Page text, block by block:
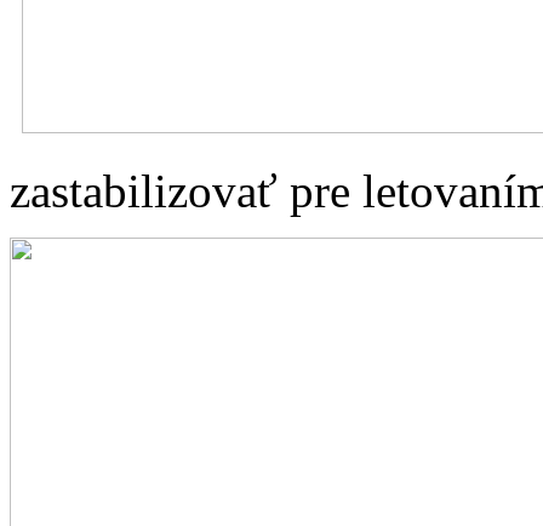
zastabilizovať pre